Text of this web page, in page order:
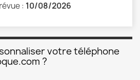
: 10/08/2026
votre téléphone
?